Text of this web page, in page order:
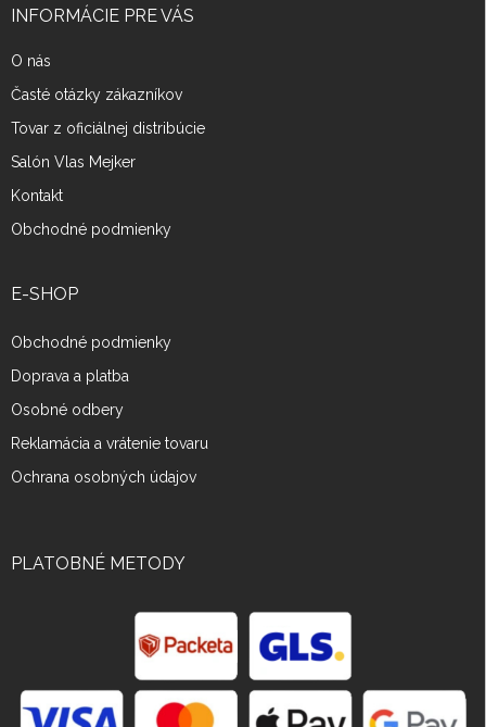
INFORMÁCIE PRE VÁS
O nás
Časté otázky zákazníkov
Tovar z oficiálnej distribúcie
Salón Vlas Mejker
Kontakt
Obchodné podmienky
E-SHOP
Obchodné podmienky
Doprava a platba
Osobné odbery
Reklamácia a vrátenie tovaru
Ochrana osobných údajov
PLATOBNÉ METODY